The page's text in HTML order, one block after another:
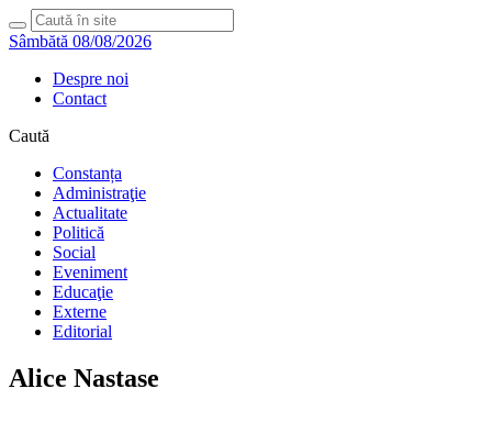
Sâmbătă 08/08/2026
Despre noi
Contact
Caută
Constanța
Administraţie
Actualitate
Politică
Social
Eveniment
Educaţie
Externe
Editorial
Alice Nastase